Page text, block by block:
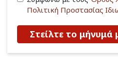
Πολιτική Προστασίας
Στείλτε το μήνυμά